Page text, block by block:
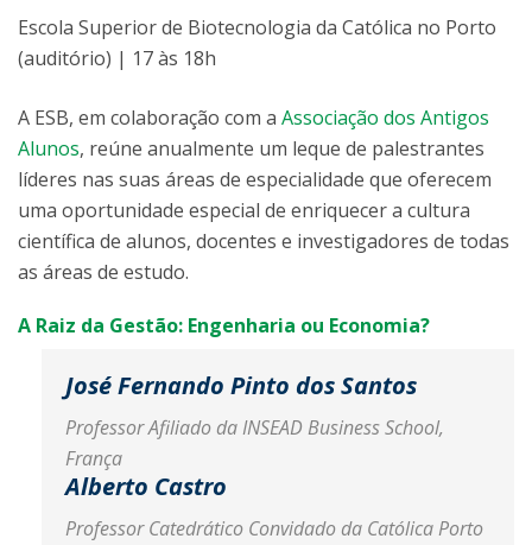
Escola Superior de Biotecnologia da Católica no Porto
(auditório) | 17 às 18h
A ESB, em colaboração com a Associação dos Antigos
Alunos, reúne anualmente um leque de palestrantes
líderes nas suas áreas de especialidade que oferecem
uma oportunidade especial de enriquecer a cultura
científica de alunos, docentes e investigadores de todas
as áreas de estudo.
A Raiz da Gestão: Engenharia ou Economia?
José Fernando Pinto dos Santos
Professor Afiliado da INSEAD Business School,
França
Alberto Castro
Professor Catedrático Convidado da Católica Porto